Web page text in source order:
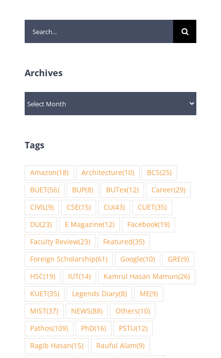
Search
for:
Archives
Archives
Tags
Amazon(18) Architecture(10) BCS(25)
BUET(56) BUP(8) BUTex(12) Career(29)
CIVIL(9) CSE(15) CU(43) CUET(35)
DU(23) E Magazine(12) Facebook(19)
Faculty Review(23) Featured(35)
Foreign Scholarship(61) Google(10) GRE(9)
HSC(19) IUT(14) Kamrul Hasan Mamun(26)
KUET(35) Legends Diary(8) ME(9)
MIST(37) NEWS(88) Others(10)
Pathos(109) PhD(16) PSTU(12)
Ragib Hasan(15) Rauful Alam(9)